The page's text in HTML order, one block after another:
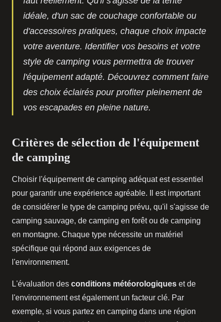
idéale, d'un sac de couchage confortable ou
d'accessoires pratiques, chaque choix impacte
votre aventure. Identifier vos besoins et votre
style de camping vous permettra de trouver
l'équipement adapté. Découvrez comment faire
des choix éclairés pour profiter pleinement de
vos escapades en pleine nature.
Critères de sélection de l'équipement
de camping
Choisir l'équipement de camping adéquat est essentiel
pour garantir une expérience agréable. Il est important
de considérer le type de camping prévu, qu'il s'agisse de
camping sauvage, de camping en forêt ou de camping
en montagne. Chaque type nécessite un matériel
spécifique qui répond aux exigences de
l'environnement.
L'évaluation des conditions météorologiques et de
l'environnement est également un facteur clé. Par
exemple, si vous partez en camping dans une région